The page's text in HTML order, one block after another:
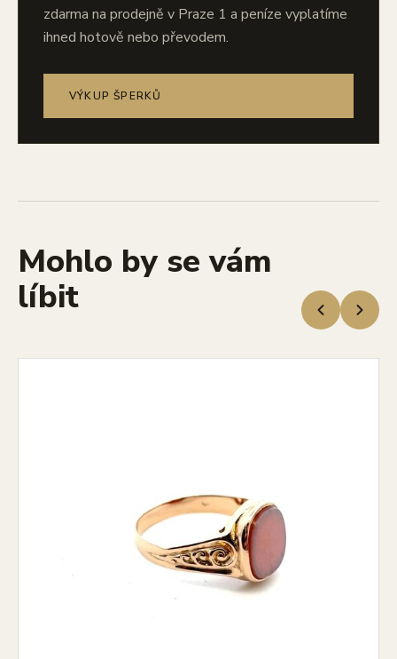
zdarma na prodejně v Praze 1 a peníze vyplatíme
ihned hotově nebo převodem.
VÝKUP ŠPERKŮ
Mohlo by se vám
líbit